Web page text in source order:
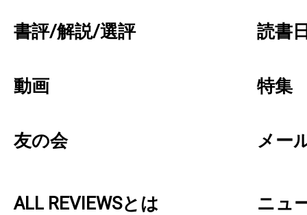
書評/解説/選評 読書
動画 特集
友の会 メー
ALL REVIEWSとは ニュ